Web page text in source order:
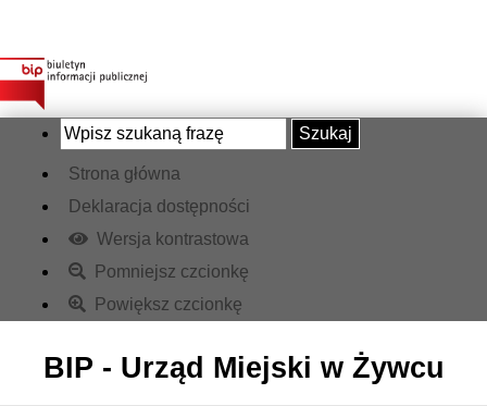
Szukaj
Strona główna
Deklaracja dostępności
Wersja kontrastowa
Pomniejsz czcionkę
Powiększ czcionkę
BIP - Urząd Miejski w Żywcu